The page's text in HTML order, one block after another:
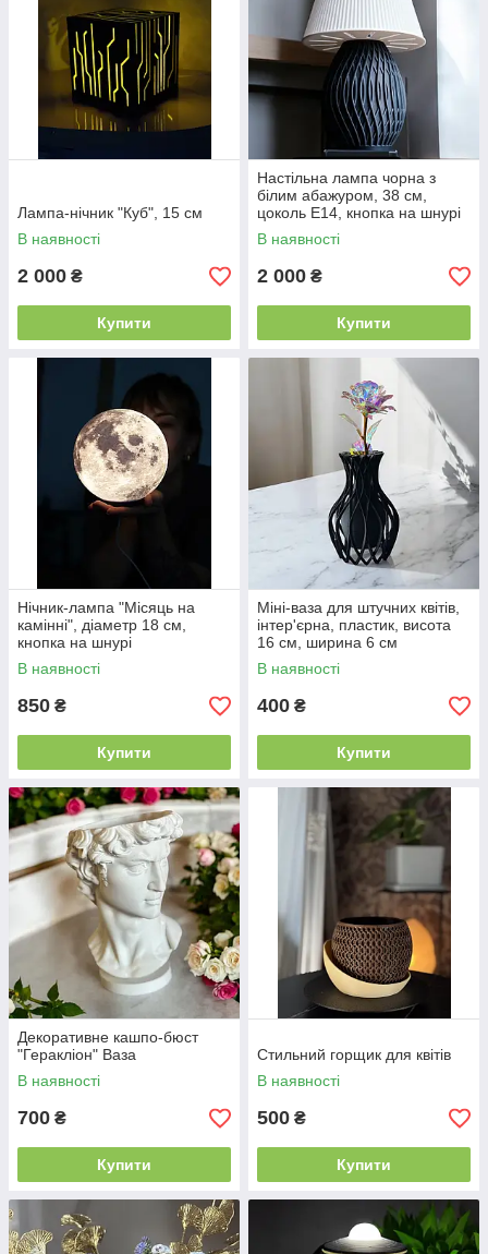
Лампа-нічник "Куб", 15 см
В наявності
2 000 ₴
Купити
Настільна лампа чорна з
білим абажуром, 38 см,
цоколь E14, кнопка на шнурі
В наявності
2 000 ₴
Купити
Нічник-лампа "Місяць на
камінні", діаметр 18 см,
кнопка на шнурі
В наявності
850 ₴
Купити
Міні-ваза для штучних квітів,
інтер'єрна, пластик, висота
16 см, ширина 6 см
В наявності
400 ₴
Купити
Декоративне кашпо-бюст
"Геракліон" Ваза
В наявності
700 ₴
Купити
Стильний горщик для квітів
В наявності
500 ₴
Купити